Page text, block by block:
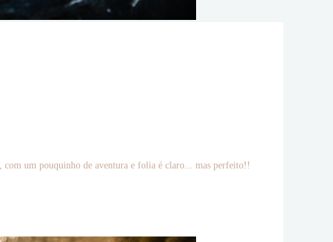
com um pouquinho de aventura e folia é claro... mas perfeito!!